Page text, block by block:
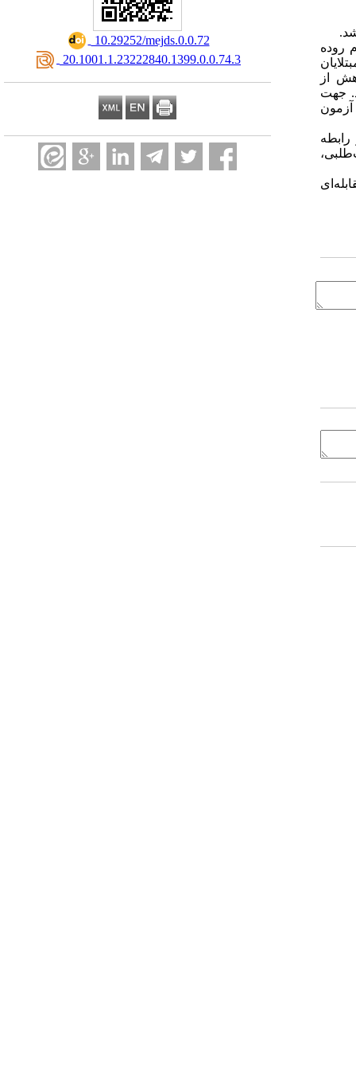
‎ 10.29252/mejds.0.0.72
‎ 20.1001.1.23222840.1399.0.0.74.3
روده
بودند. حجم نمونه پس از محاسبه و ریزش 79 نفر از مبتلایان
از
و لازاروس، 1980) استفاده شد. جهت
آزمون
رابطه